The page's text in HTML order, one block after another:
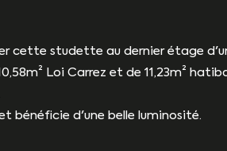
cette studette au dernier étage
Loi Carrez et de 11,23m²
bénéficie d'une belle luminosité.